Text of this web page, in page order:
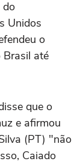
do
Unidos
o
até
que o
e afirmou
(PT) "não
Caiado